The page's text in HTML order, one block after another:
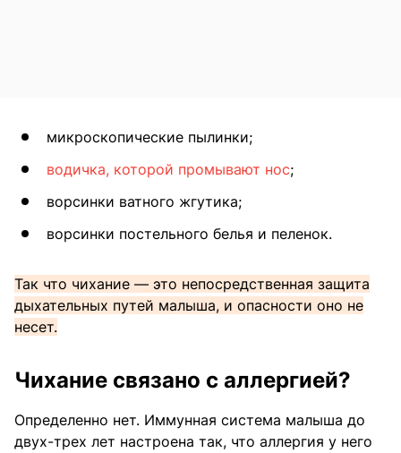
микроскопические пылинки;
водичка, которой промывают нос;
ворсинки ватного жгутика;
ворсинки постельного белья и пеленок.
Так что чихание — это непосредственная защита
дыхательных путей малыша, и опасности оно не
несет.
Чихание связано с аллергией?
Определенно нет. Иммунная система малыша до
двух-трех лет настроена так, что аллергия у него